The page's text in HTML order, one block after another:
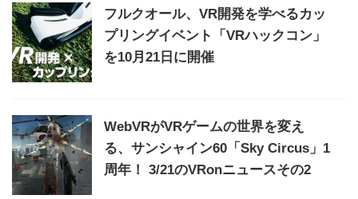
フルクオール、VR開発を学べるカッ
プリングイベント「VRハックコン」
を10月21日に開催
WebVRがVRゲームの世界を変え
る、サンシャイン60「Sky Circus」1
周年！ 3/21のVRonニュースその2